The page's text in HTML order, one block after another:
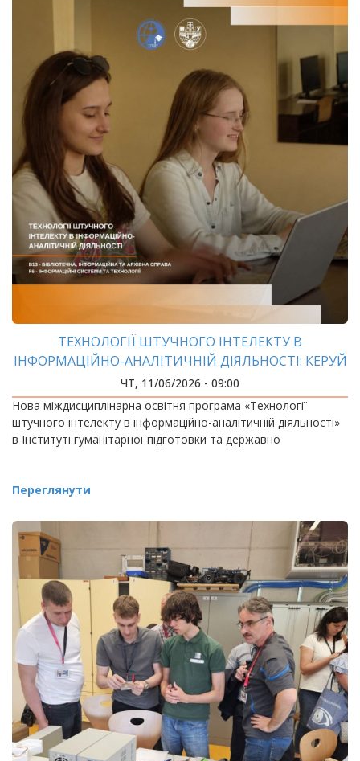
ТЕХНОЛОГІЇ ШТУЧНОГО ІНТЕЛЕКТУ В
ІНФОРМАЦІЙНО-АНАЛІТИЧНІЙ ДІЯЛЬНОСТІ: КЕРУЙ
ДАНИМИ, ЯКІ ЗМІНЮЮТЬ СВІТ
ЧТ, 11/06/2026 - 09:00
Нова міждисциплінарна освітня програма «Технології
штучного інтелекту в інформаційно-аналітичній діяльності»
в Інституті гуманітарної підготовки та державно
Переглянути